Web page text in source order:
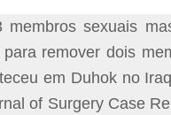
membros sexuais
remover dois
em Duhok no
of Surgery Case